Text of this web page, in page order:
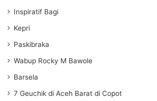
Inspiratif Bagi
Kepri
Paskibraka
Wabup Rocky M Bawole
Barsela
7 Geuchik di Aceh Barat di Copot